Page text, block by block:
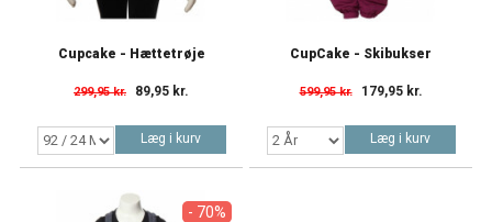
Cupcake - Hættetrøje
299,95 kr. 89,95 kr.
Læg i kurv
CupCake - Skibukser
599,95 kr. 179,95 kr.
Læg i kurv
- 70%